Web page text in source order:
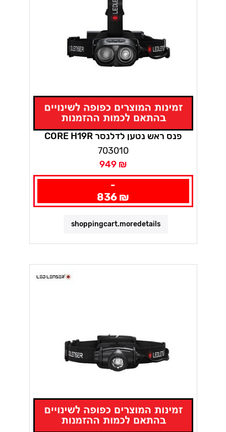
CORE H19R פנס ראש נטען לדלנסר
703010
949 ₪
-
836 ₪
shoppingcart.moredetails